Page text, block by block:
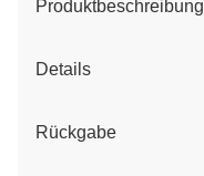
Produktbeschreibung
Details
Rückgabe